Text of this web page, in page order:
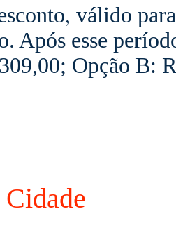
válido
Após esse
Opção B: